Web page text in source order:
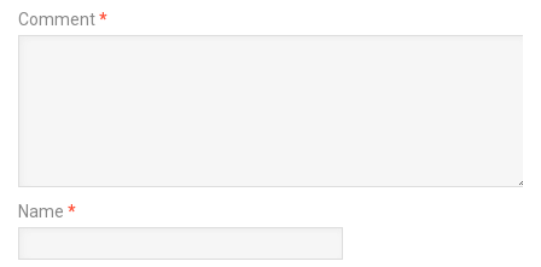
Comment*
Name *